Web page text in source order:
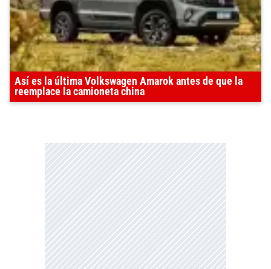
Así es la última Volkswagen Amarok antes de que la
reemplace la camioneta china